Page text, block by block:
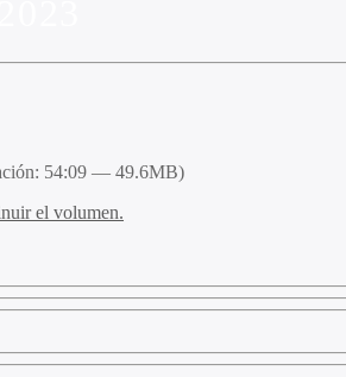
el volumen.
54:09 — 49.6MB)